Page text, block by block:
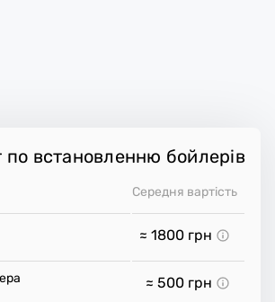
встановленню бойлерів
Середня вартість
≈ 1800 грн
≈ 500 грн